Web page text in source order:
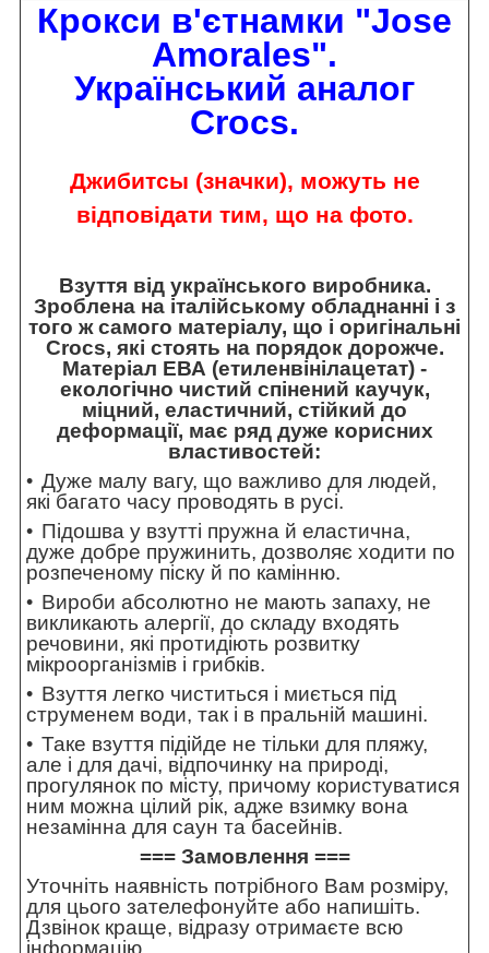
Крокси в'єтнамки "Jose
Amorales".
Український аналог
Crocs.
Джибитсы (значки), можуть не
відповідати тим, що на фото.
Взуття від українського виробника.
Зроблена на італійському обладнанні і з
того ж самого матеріалу, що і оригінальні
Crocs, які стоять на порядок дорожче.
Матеріал ЕВА (етиленвінілацетат) -
екологічно чистий спінений каучук,
міцний, еластичний, стійкий до
деформації, має ряд дуже корисних
властивостей:
Дуже малу вагу, що важливо для людей,
які багато часу проводять в русі.
Підошва у взутті пружна й еластична,
дуже добре пружинить, дозволяє ходити по
розпеченому піску й по камінню.
Вироби абсолютно не мають запаху, не
викликають алергії, до складу входять
речовини, які протидіють розвитку
мікроорганізмів і грибків.
Взуття легко чиститься і миється під
струменем води, так і в пральній машині.
Таке взуття підійде не тільки для пляжу,
але і для дачі, відпочинку на природі,
прогулянок по місту, причому користуватися
ним можна цілий рік, адже взимку вона
незамінна для саун та басейнів.
=== Замовлення ===
Уточніть наявність потрібного Вам розміру,
для цього зателефонуйте або напишіть.
Дзвінок краще, відразу отримаєте всю
інформацію.